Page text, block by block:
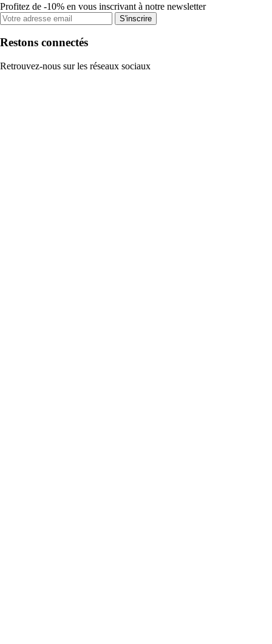
Profitez de -10% en vous inscrivant à notre newsletter
S'inscrire
Restons connectés
Retrouvez-nous sur les réseaux sociaux